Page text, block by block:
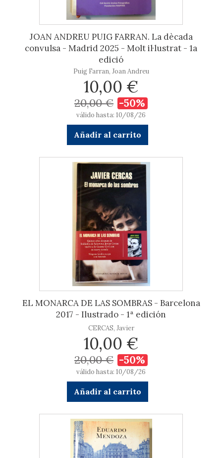
JOAN ANDREU PUIG FARRAN. La dècada
convulsa - Madrid 2025 - Molt il·lustrat - 1a
edició
Puig Farran, Joan Andreu
10,00 €
20,00 € -50%
válido hasta: 10/08/26
Añadir al carrito
EL MONARCA DE LAS SOMBRAS - Barcelona
2017 - Ilustrado - 1ª edición
CERCAS, Javier
10,00 €
20,00 € -50%
válido hasta: 10/08/26
Añadir al carrito